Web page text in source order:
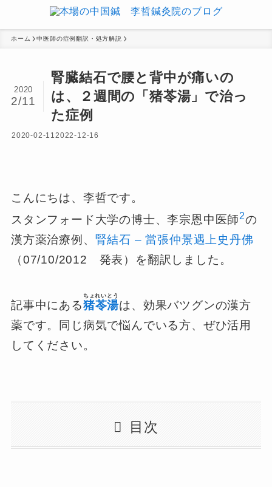
ホーム 中医師の症例翻訳・処方解説
腎臓結石で腰と背中が痛いの
は、２週間の「猪苓湯」で治っ
た症例
2020
2/11
2020-02-112022-12-16
こんにちは、李哲です。
スタンフォード大学の博士、李宗恩中医師2の
漢方薬治療例、 腎結石 – 當張仲景遇上史丹佛
（07/10/2012 発表）を翻訳しました。
記事中にある猪苓湯
ちょれいとう
は、効果バツグンの漢方
薬です。同じ病気で悩んでいる方、ぜひ活用
してください。
目次